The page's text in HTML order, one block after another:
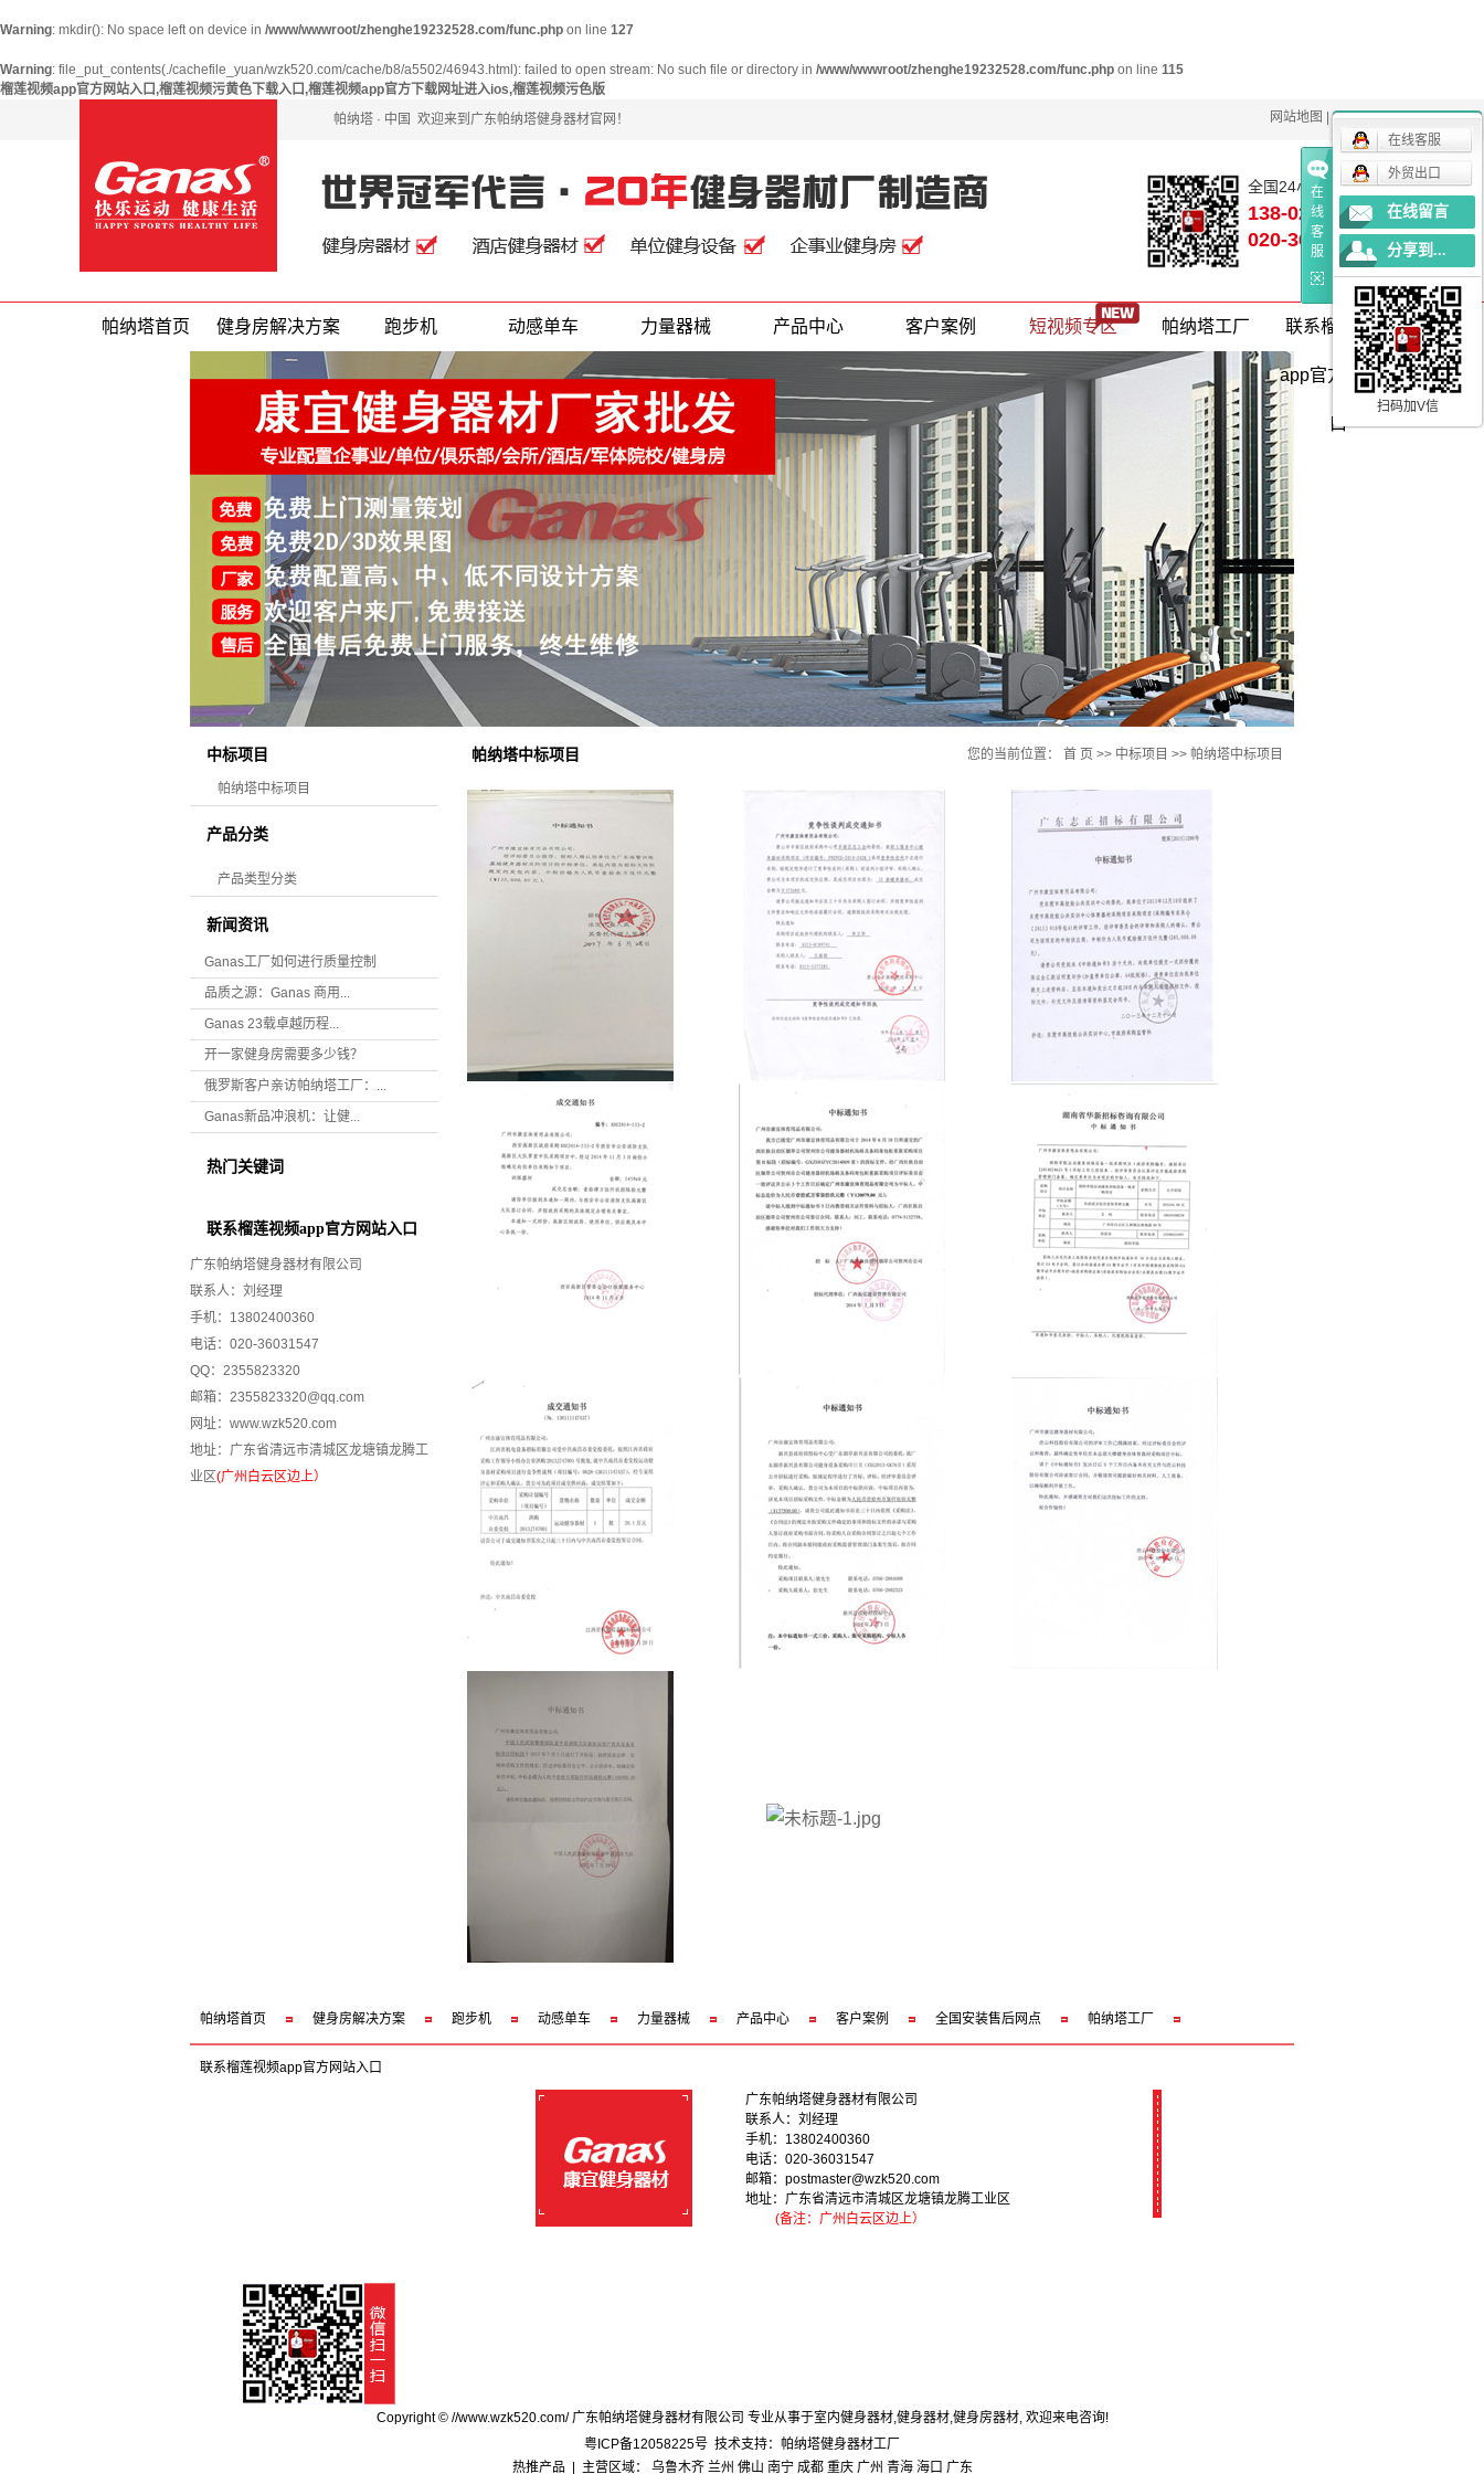
Warning: mkdir(): No space left on device in /www/wwwroot/zhenghe19232528.com/func.php on line 127
Warning: file_put_contents(./cachefile_yuan/wzk520.com/cache/b8/a5502/46943.html): failed to open stream: No such file or directory in /www/wwwroot/zhenghe19232528.com/func.php on line 115
榴莲视频app官方网站入口,榴莲视频污黄色下载入口,榴莲视频app官方下载网址进入ios,榴莲视频污色版
帕纳塔 · 中国 欢迎来到广东帕纳塔健身器材官网！ 网站地图 |RSS|XML|
全国24小时咨询热线：
138-0240-0360
020-36031547
帕纳塔首页 健身房解决方案 跑步机 动感单车 力量器械
产品中心
客户案例
版案例
地产案例
企业案例
酒店案例
健身房案例
学校健身房
短视频专区
帕纳塔工厂
公司简介
联系榴莲视频
app官方网站
入口
企业荣誉
在线看工厂
联系榴莲视频
app官方网站入
口
中标项目
帕纳塔中标项目
产品分类
产品类型分类
新闻资讯
Ganas工厂如何进行质量控制
品质之源：Ganas 商用...
Ganas 23载卓越历程...
开一家健身房需要多少钱？
俄罗斯客户亲访帕纳塔工厂：...
Ganas新品冲浪机：让健...
热门关键词
联系榴莲视频app官方网站入口
广东帕纳塔健身器材有限公司
联系人：刘经理
手机：13802400360
电话：020-36031547
QQ：2355823320
邮箱：2355823320@qq.com
网址： www.wzk520.com
地址：广东省清远市清城区龙塘镇龙腾工
业区(广州白云区边上）
帕纳塔中标项目 您的当前位置： 首 页 >> 中标项目 >> 帕纳塔中标项目
帕纳塔首页 健身房解决方案 跑步机 动感单车 力量器械 产品中心 客户案例 全国安装售后网点 帕纳塔工厂
联系榴莲视频app官方网站入口
广东帕纳塔健身器材有限公司
联系人：刘经理
手机：13802400360
电话：020-36031547
邮箱：postmaster@wzk520.com
地址：广东省清远市清城区龙塘镇龙腾工业区
(备注：广州白云区边上）
Copyright © //www.wzk520.com/ 广东帕纳塔健身器材有限公司 专业从事于室内健身器材,健身器材,健身房器材, 欢迎来电咨询!
粤ICP备12058225号 技术支持： 帕纳塔健身器材工厂
热推产品 | 主营区域： 乌鲁木齐 兰州 佛山 南宁 成都 重庆 广州 青海 海口 广东
在
线
客
服
在线客服
外贸出口
在线留言
分享到...
扫码加V信